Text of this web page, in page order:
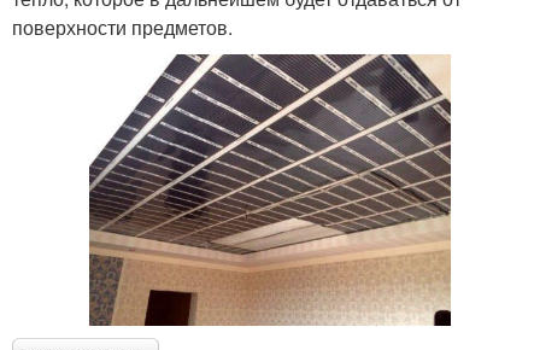
поверхности предметов.